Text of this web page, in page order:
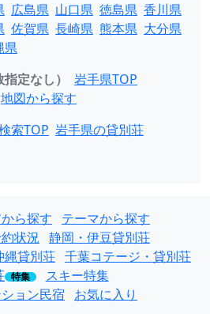
広島県 山口県 徳島県 香川県
佐賀県 長崎県 熊本県 大分県
県
定なし）
岩手県TOP
地図から探す
索TOP 岩手県の貸別荘
ら探す
テーマから探す
状況 静岡・伊豆貸別荘
縄貸別荘 千葉コテージ・貸別荘
特集
スキー特集
ョン民宿 お気に入り